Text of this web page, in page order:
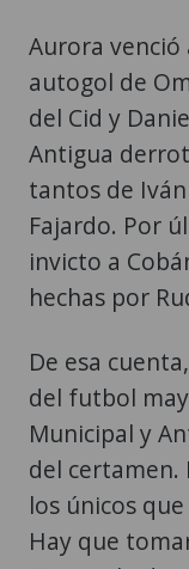
Aurora venció
autogol de
del Cid y
Antigua
tantos de
Fajardo. Por
invicto a
hechas por
De esa
del futbol
Municipal y
del certamen.
los únicos
Hay que